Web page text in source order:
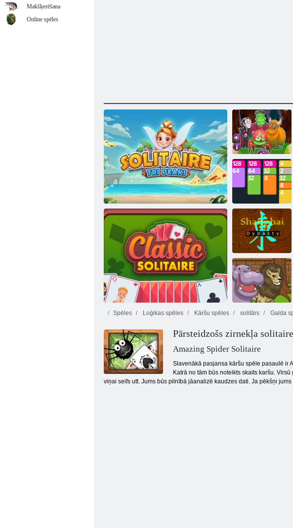
Solitaire tri virsotnes
2048
SOLITAIRE
Šanhajas
dinastija
Pinball pie Zoo
Spēles Loģikas spēles Kāršu spēles solitārs Galda
Pārsteidzošs zirnekļa solitaire
Amazing Spider Solitaire
Slavenākā pasjansa kāršu spēle pasaulē ir
Katrā no tām būs noteikts skaits karšu.
viņai seifs utt. Jums būs pilnībā jāanalizē kaudzes dati. Ja pēkšņi
Makšķerēšana
Online spēles